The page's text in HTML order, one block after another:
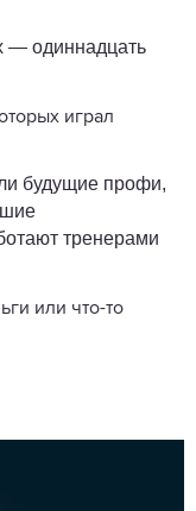
— одиннадцать
играл
будущие профи,
тренерами
или что-то